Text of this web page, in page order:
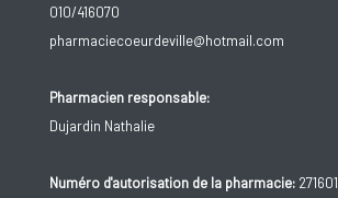
010/416070
pharmaciecoeurdeville@hotmail.com
Pharmacien responsable:
Dujardin Nathalie
Numéro d'autorisation de la pharmacie:271601